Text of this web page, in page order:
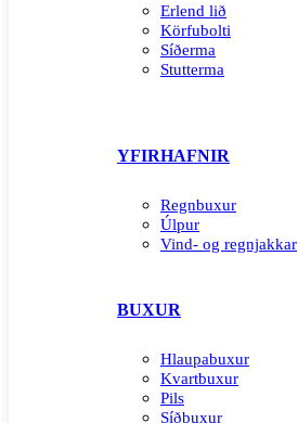
Erlend lið
Körfubolti
Síðerma
Stutterma
YFIRHAFNIR
Regnbuxur
Úlpur
Vind- og regnjakkar
BUXUR
Hlaupabuxur
Kvartbuxur
Pils
Síðbuxur